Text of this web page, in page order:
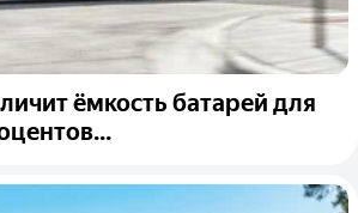
ёмкость батарей для